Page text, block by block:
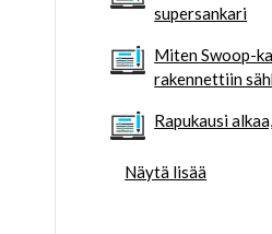
supersankari
Miten Swoop-
rakennettiin
Rapukausi
Näytä lisää